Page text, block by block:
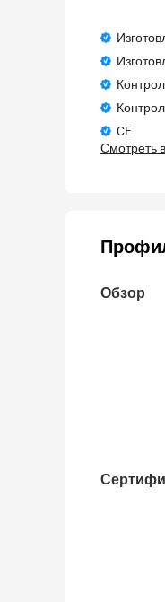
CE
Смотреть
Обзор